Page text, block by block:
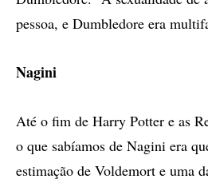
pessoa, e Dumbledore era
Nagini
Até o fim de Harry Potter e as
o que sabíamos de Nagini era
estimação de Voldemort e uma